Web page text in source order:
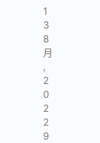
1
3
8
月
,
2
0
2
2
9